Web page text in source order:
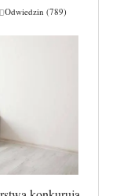
Odwiedzin (789)